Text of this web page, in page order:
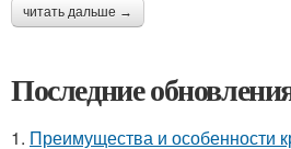
читать дальше →
Последние
1. Преимущества и особенности